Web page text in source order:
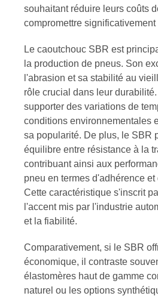
souhaitant réduire leurs coûts
compromettre
Le caoutchouc SBR est
la production de pneus. Son
l'abrasion et sa stabilité au
rôle crucial dans leur
supporter des variations de
conditions environnementales
sa popularité. De plus, le SBR
équilibre entre résistance à la
contribuant ainsi aux
pneu en termes d'adhérence et
Cette caractéristique s'inscrit
l'accent mis par l'industrie
et la fiabilité.
Comparativement, si le SBR
économique, il contraste
élastomères haut de gamme
naturel ou les options